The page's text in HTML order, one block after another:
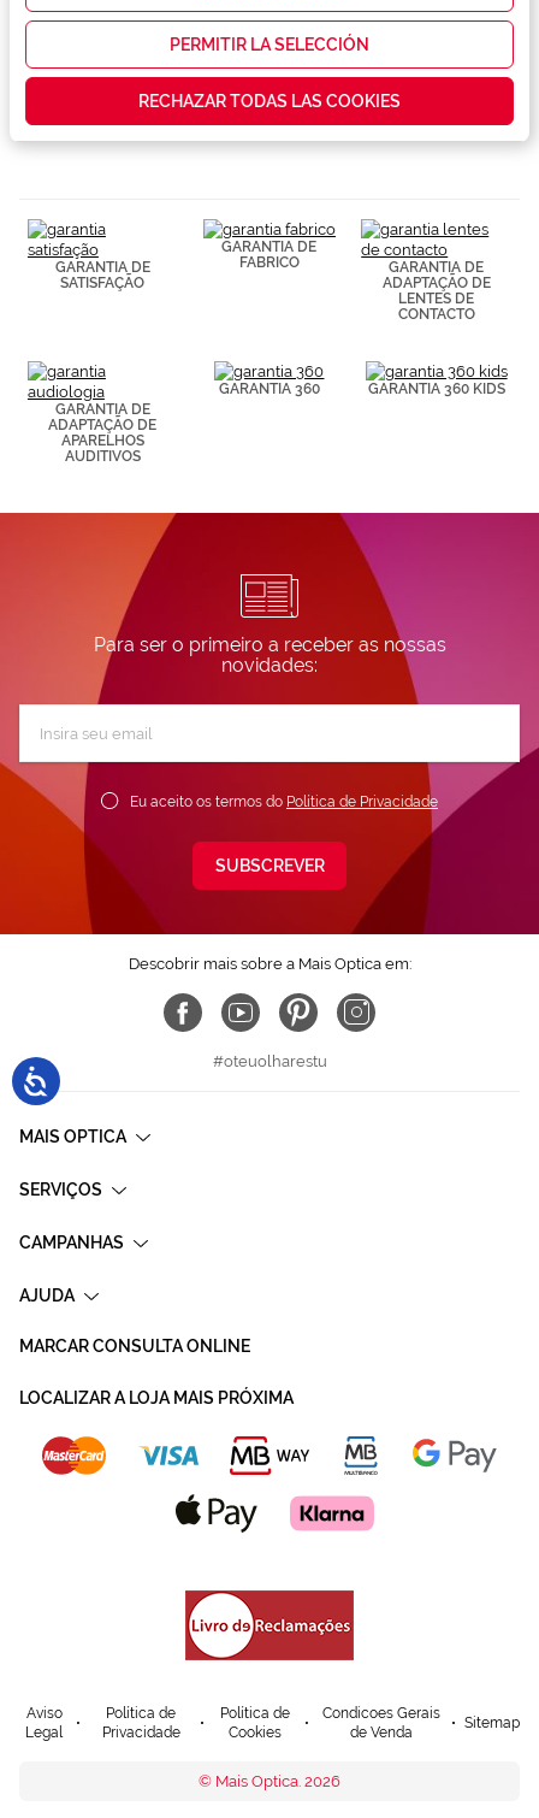
las
que realmente
contenidos
personalizados
partir de tus
hábitos de
navegación
(por ejemplo,
consultar más
información en
nuestra
Política de
Cookies.
PERMITIR LA SELECCIÓN
RECHAZAR TODAS LAS COOKIES
Serviços exclusivos
GARANTIA DE
SATISFAÇÃO
GARANTIA DE
FABRICO
GARANTIA DE
ADAPTAÇÃO DE
LENTES DE
CONTACTO
GARANTIA DE
ADAPTAÇÃO DE
APARELHOS
AUDITIVOS
GARANTIA 360 GARANTIA 360 KIDS
Para ser o primeiro a receber as nossas
novidades:
Newsletter:
Eu aceito os termos do Política de Privacidade
SUBSCREVER
Descobrir mais sobre a Mais Optica em:
#oteuolharestu
MAIS OPTICA
SERVIÇOS
CAMPANHAS
AJUDA
MARCAR CONSULTA ONLINE
LOCALIZAR A LOJA MAIS PRÓXIMA
Aviso
Legal
Política de
Privacidade
Política de
Cookies
Condicoes Gerais
de Venda
Sitemap
© Mais Optica. 2026